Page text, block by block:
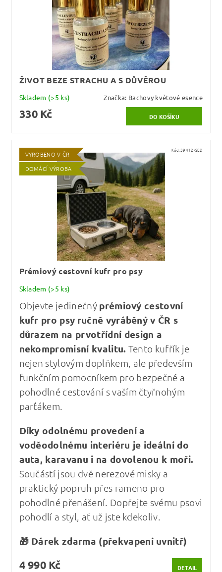
ŽIVOT BEZE STRACHU A S DŮVĚROU
Skladem (>5 ks) Značka: Bachovy květové esence
330 Kč
VYROBENO V ČR
DOMÁCÍ VÝROBA
Kód:39412/SED
Prémiový cestovní kufr pro psy
Skladem (>5 ks)
Objevte jedinečný prémiový cestovní
kufr pro psy ručně vyráběný v ČR s
důrazem na prvotřídní design a
nekompromisní kvalitu. Tento kufřík je
nejen stylovým doplňkem, ale především
funkčním pomocníkem pro bezpečné a
pohodlné cestování s vaším čtyřnohým
parťákem.
Díky odolnému provedení a
voděodolnému interiéru je ideální do
auta, karavanu i na dovolenou k moři.
Součástí jsou dvě nerezové misky a
praktický popruh přes rameno pro
pohodlné přenášení. Dopřejte svému psovi
pohodlí a styl, ať už jste kdekoliv.
🎁 Dárek zdarma (překvapení uvnitř)
4 990 Kč DETAIL